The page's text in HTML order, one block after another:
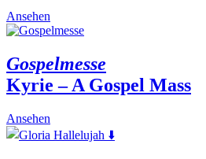
options
may
chosen
on
the
Ansehen
product
multiple
variants.
The
be
chosen
Gospelmesse
Kyrie – A Gospel Mass
Ansehen
product